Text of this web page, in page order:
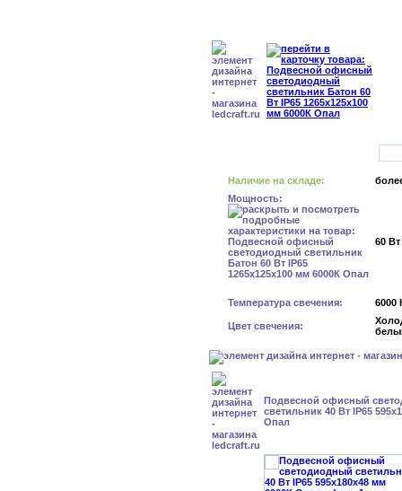
Наличие на складе:
Мощность:
60 Вт
Температура свечения: 6000
Цвет свечения:
Подвесной офисный
светильник 40 Вт IP65
Опал